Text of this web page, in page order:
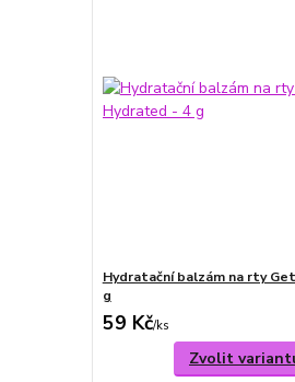
Hydratační balzám na rty
g
59 Kč/ks
Zvolit